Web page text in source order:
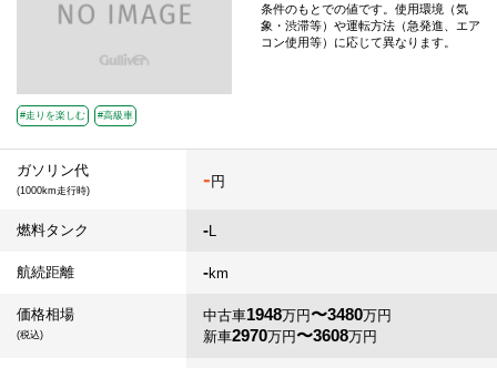
#走りを楽しむ #高級車
条件のもとでの値です。使用環境（気
象・渋滞等）や運転方法（急発進、エア
コン使用等）に応じて異なります。
ガソリン代
(1000km走行時) - 円
燃料タンク -L
航続距離 -km
価格相場
(税込)
中古車1948万円〜3480万円
新車2970万円〜3608万円